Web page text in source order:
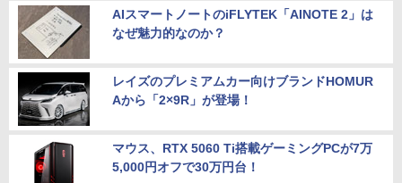
AIスマートノートのiFLYTEK「AINOTE 2」は
なぜ魅力的なのか？
レイズのプレミアムカー向けブランドHOMUR
Aから「2×9R」が登場！
マウス、RTX 5060 Ti搭載ゲーミングPCが7万
5,000円オフで30万円台！